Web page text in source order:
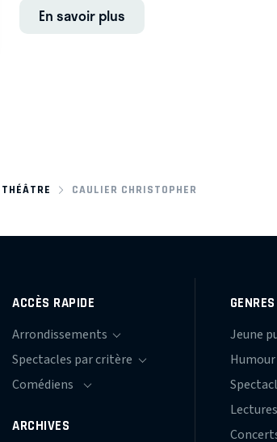
En savoir plus
CAULIER CHRISTOPHER
ACCÈS RAPIDE
ARCHIVES
GENRES
Jeune
Lectures